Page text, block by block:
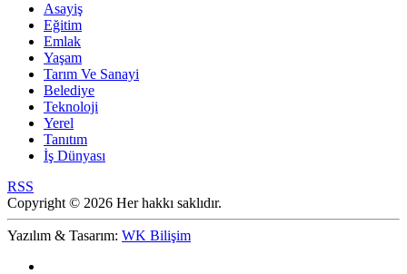
Asayiş
Eğitim
Emlak
Yaşam
Tarım Ve Sanayi
Belediye
Teknoloji
Yerel
Tanıtım
İş Dünyası
RSS
Copyright © 2026 Her hakkı saklıdır.
Yazılım & Tasarım: WK Bilişim